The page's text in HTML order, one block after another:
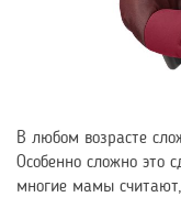
В любом возрасте
Особенно сложно это
многие мамы считают,